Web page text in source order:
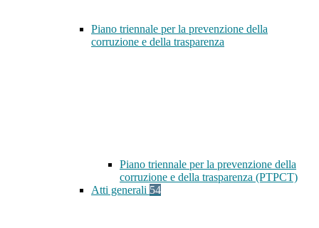
Piano triennale per la prevenzione della
corruzione e della trasparenza
Piano triennale per la prevenzione della
corruzione e della trasparenza (PTPCT)
Atti generali 54